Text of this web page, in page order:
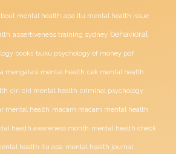
mental health apa itu mental health issue
assertiveness training sydney behavioral
books buku psychology of money pdf
mengatasi mental health cek mental health
ciri ciri mental health criminal psychology
mental health macam macam mental health
health awareness month mental health check
health itu apa mental health journal